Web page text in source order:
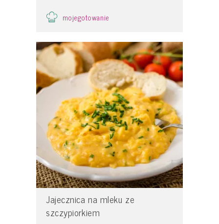
mojegotowanie
Jajecznica na mleku ze
szczypiorkiem